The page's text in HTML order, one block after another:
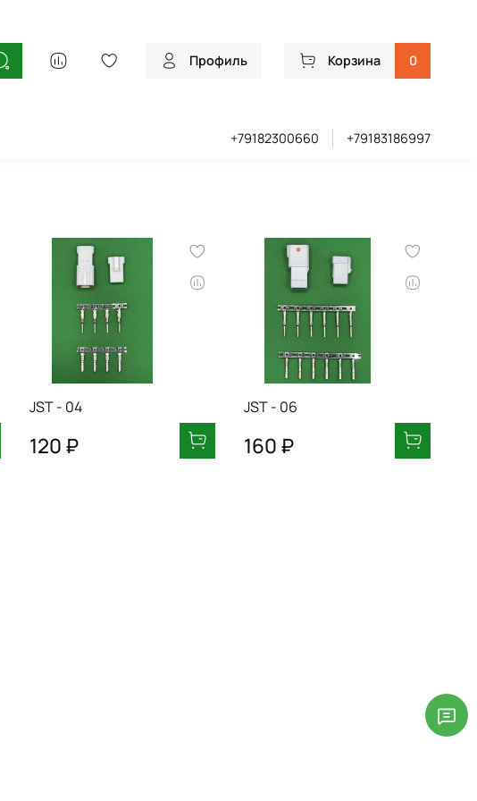
Профиль Корзина 0
+79182300660 +79183186997
JST - 04
120 ₽
JST - 06
160 ₽